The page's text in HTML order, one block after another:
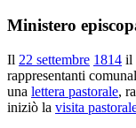
Ministero
Il 22 settembre 1814 il
rappresentanti
una lettera pastorale,
iniziò la visita